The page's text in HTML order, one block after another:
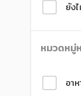
ภาษาศาสตร์
หนังสือเด็ก
ความรู้ทั่วไป
ภาษาศาสตร์
หนังสือเด็ก
ความรู้ทั่วไป
ยัง
หมวดหมู่
อา